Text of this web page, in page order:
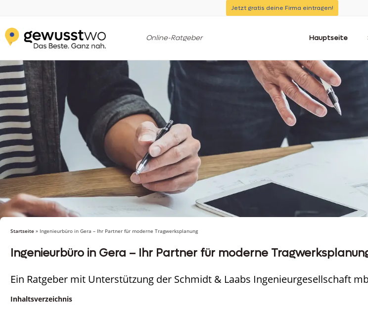
Jetzt gratis deine Firma eintragen!
Online-Ratgeber Hauptseite
Startseite » Ingenieurbüro in Gera – Ihr Partner für moderne Tragwerksplanung
Ingenieurbüro in Gera – Ihr Partner für moderne
Ein Ratgeber mit Unterstützung der Schmidt & Laabs Ingenieurgesellschaft
Inhaltsverzeichnis